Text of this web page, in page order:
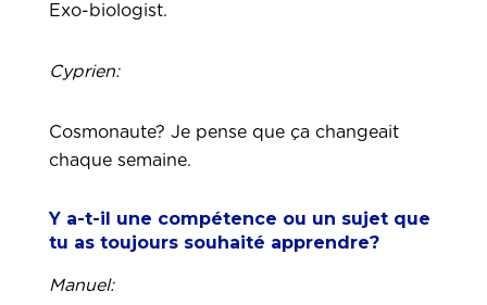
Exo-biologist.
Cyprien:
Cosmonaute? Je pense que ça changeait
chaque semaine.
Y a-t-il une compétence ou un sujet que
tu as toujours souhaité apprendre?
Manuel: